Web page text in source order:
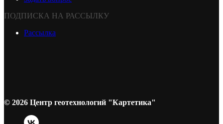
ПОДПИСКА НА РАССЫЛКУ
Рассылка
© 2026 Центр геотехнологий "Картетика"